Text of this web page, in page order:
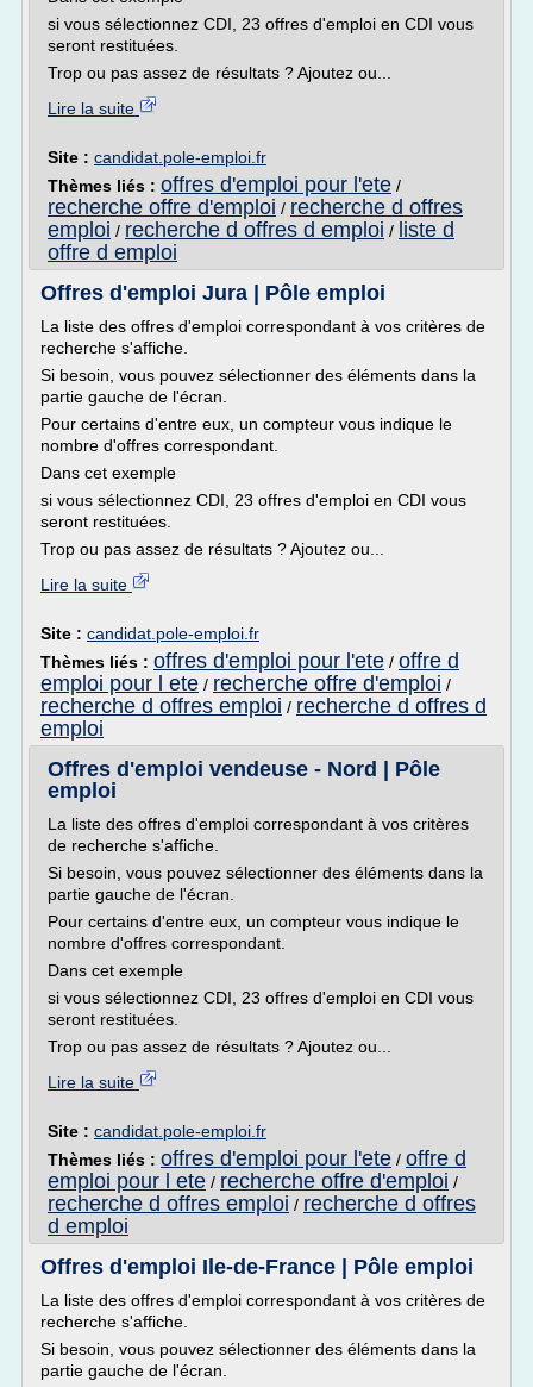
si vous sélectionnez CDI, 23 offres d'emploi en CDI vous
seront restituées.
Trop ou pas assez de résultats ? Ajoutez ou...
Lire la suite
Site : candidat.pole-emploi.fr
Thèmes liés : offres d'emploi pour l'ete /
recherche offre d'emploi / recherche d offres
emploi / recherche d offres d emploi / liste d
offre d emploi
Offres d'emploi Jura | Pôle emploi
La liste des offres d'emploi correspondant à vos critères de
recherche s'affiche.
Si besoin, vous pouvez sélectionner des éléments dans la
partie gauche de l'écran.
Pour certains d'entre eux, un compteur vous indique le
nombre d'offres correspondant.
Dans cet exemple
si vous sélectionnez CDI, 23 offres d'emploi en CDI vous
seront restituées.
Trop ou pas assez de résultats ? Ajoutez ou...
Lire la suite
Site : candidat.pole-emploi.fr
Thèmes liés : offres d'emploi pour l'ete / offre d
emploi pour l ete / recherche offre d'emploi /
recherche d offres emploi / recherche d offres d
emploi
Offres d'emploi vendeuse - Nord | Pôle
emploi
La liste des offres d'emploi correspondant à vos critères
de recherche s'affiche.
Si besoin, vous pouvez sélectionner des éléments dans la
partie gauche de l'écran.
Pour certains d'entre eux, un compteur vous indique le
nombre d'offres correspondant.
Dans cet exemple
si vous sélectionnez CDI, 23 offres d'emploi en CDI vous
seront restituées.
Trop ou pas assez de résultats ? Ajoutez ou...
Lire la suite
Site : candidat.pole-emploi.fr
Thèmes liés : offres d'emploi pour l'ete / offre d
emploi pour l ete / recherche offre d'emploi /
recherche d offres emploi / recherche d offres
d emploi
Offres d'emploi Ile-de-France | Pôle emploi
La liste des offres d'emploi correspondant à vos critères de
recherche s'affiche.
Si besoin, vous pouvez sélectionner des éléments dans la
partie gauche de l'écran.